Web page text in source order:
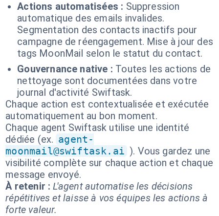
Actions automatisées : Suppression
automatique des emails invalides.
Segmentation des contacts inactifs pour
campagne de réengagement. Mise à jour des
tags MoonMail selon le statut du contact.
Gouvernance native : Toutes les actions de
nettoyage sont documentées dans votre
journal d'activité Swiftask.
Chaque action est contextualisée et exécutée
automatiquement au bon moment.
Chaque agent Swiftask utilise une identité
dédiée (ex. agent-
moonmail@swiftask.ai ). Vous gardez une
visibilité complète sur chaque action et chaque
message envoyé.
À retenir : L'agent automatise les décisions
répétitives et laisse à vos équipes les actions à
forte valeur.